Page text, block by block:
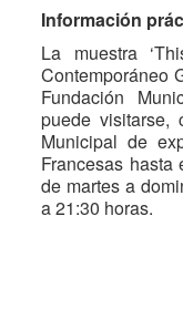
Información
La muestra
Contemporáneo
Fundación
puede visitarse,
Municipal de
Francesas
de martes a
a 21:30 horas.